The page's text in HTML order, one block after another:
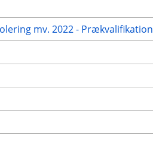
mv. 2022 - Prækvalifikation